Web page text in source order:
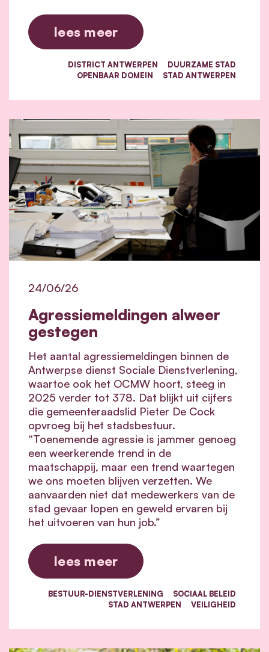
lees meer
DISTRICT ANTWERPEN
DUURZAME STAD
OPENBAAR DOMEIN
STAD ANTWERPEN
Agressiemeldingen alweer
gestegen
24/06/26
Het aantal agressiemeldingen binnen de
Antwerpse dienst Sociale Dienstverlening,
waartoe ook het OCMW hoort, steeg in
2025 verder tot 378. Dat blijkt uit cijfers
die gemeenteraadslid Pieter De Cock
opvroeg bij het stadsbestuur.
“Toenemende agressie is jammer genoeg
een weerkerende trend in de
maatschappij, maar een trend waartegen
we ons moeten blijven verzetten. We
aanvaarden niet dat medewerkers van de
stad gevaar lopen en geweld ervaren bij
het uitvoeren van hun job.”
lees meer
BESTUUR-DIENSTVERLENING
SOCIAAL BELEID
STAD ANTWERPEN
VEILIGHEID